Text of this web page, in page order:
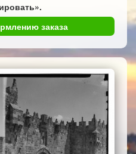
заказа